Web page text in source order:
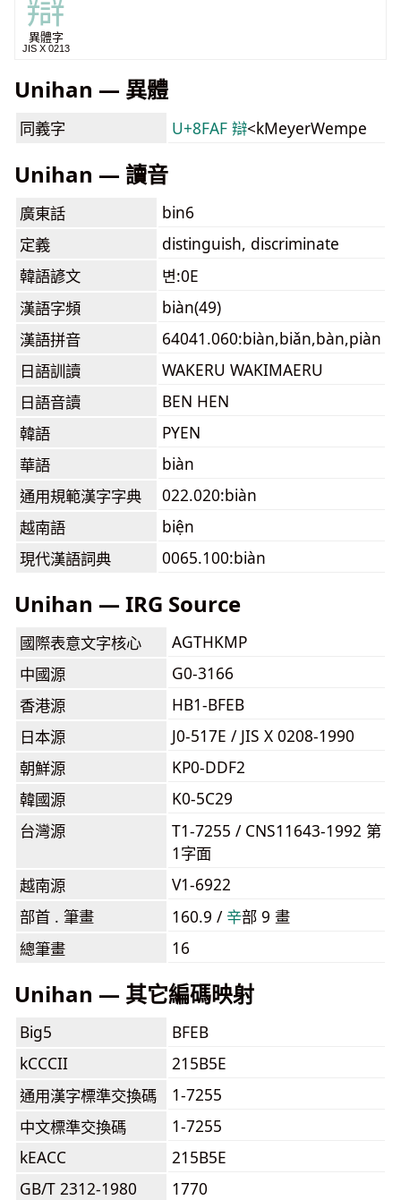
辯
異體字
JIS X 0213
Unihan — 異體
同義字 U+8FAF 辯<kMeyerWempe
Unihan — 讀音
廣東話
bin6
定義
distinguish, discriminate
韓語諺文
변:0E
漢語字頻
biàn(49)
漢語拼音
64041.060:biàn,biǎn,bàn,piàn
日語訓讀
WAKERU WAKIMAERU
日語音讀
BEN HEN
韓語
PYEN
華語
biàn
通用規範漢字字典
022.020:biàn
越南語
biện
現代漢語詞典
0065.100:biàn
Unihan — IRG Source
國際表意文字核心
AGTHKMP
中國源
G0-3166
香港源
HB1-BFEB
日本源
J0-517E / JIS X 0208-1990
朝鮮源
KP0-DDF2
韓國源
K0-5C29
台灣源
T1-7255 / CNS11643-1992 第
1字面
越南源
V1-6922
部首 . 筆畫
160.9 / ⾟部 9 畫
總筆畫
16
Unihan — 其它編碼映射
Big5
BFEB
kCCCII
215B5E
通用漢字標準交換碼
1-7255
中文標準交換碼
1-7255
kEACC
215B5E
GB/T 2312-1980
1770